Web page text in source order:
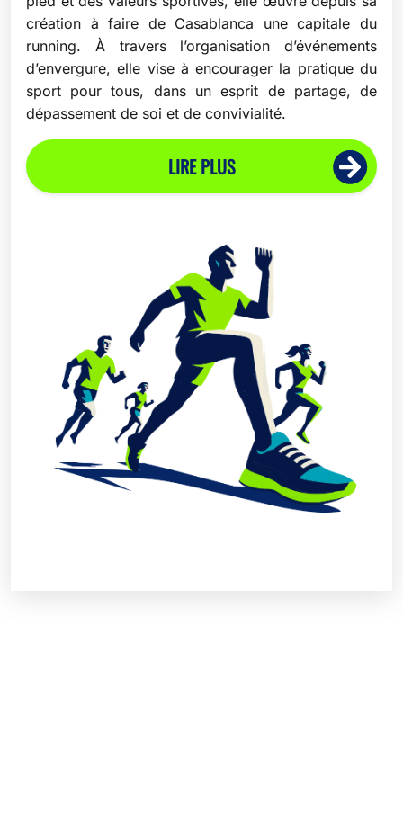
création à faire de Casablanca une capitale du
running. À travers l’organisation d’événements
d’envergure, elle vise à encourager la pratique du
sport pour tous, dans un esprit de partage, de
dépassement de soi et de convivialité.
LIRE PLUS